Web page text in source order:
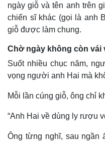
ngày giỗ và tên anh trên
chiến sĩ khác (gọi là anh
giỗ được làm chung.
Chờ ngày không còn vái
Suốt nhiều chục năm,
vọng người anh Hai mà
Mỗi lần cúng giỗ, ông chỉ
“Anh Hai về dùng ly rượu
Ông từng nghĩ, sau ngần